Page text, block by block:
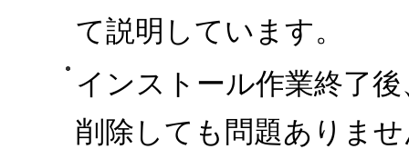
て説明しています。
インストール作業終了
削除しても問題ありま